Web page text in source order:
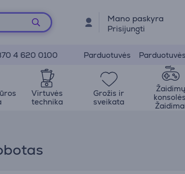
Mano paskyra
Prisijungti
4 620 0100 Parduotuvės
Virtuvės
technika
Grožis ir
sveikata
Žaidimų